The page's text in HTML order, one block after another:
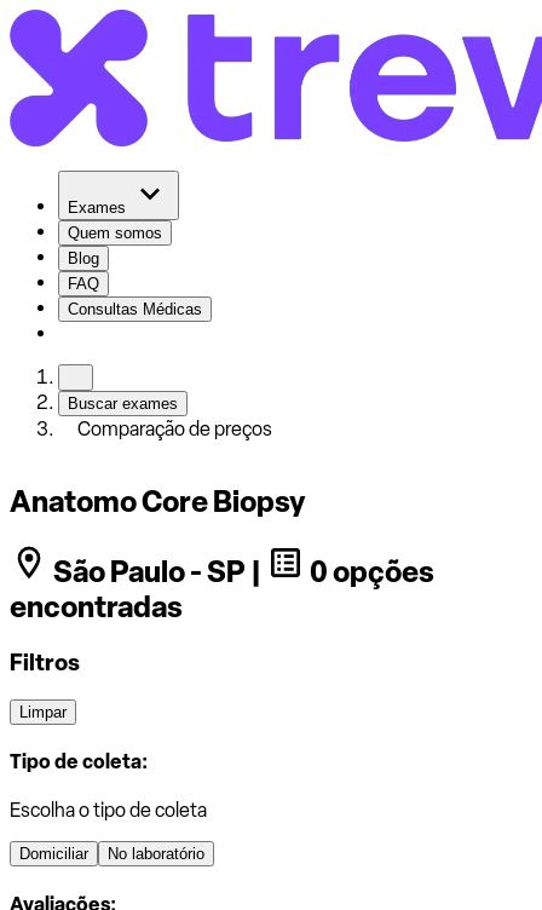
Exames
Quem somos
Blog
FAQ
Consultas Médicas
Buscar exames
Comparação de preços
Anatomo Core Biopsy
São Paulo - SP |
0 opções
encontradas
Filtros
Limpar
Tipo de coleta:
Escolha o tipo de coleta
Domiciliar No laboratório
Avaliações: